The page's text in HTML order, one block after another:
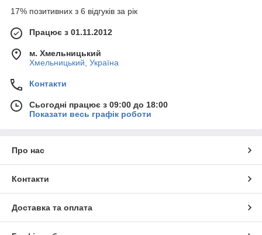
17% позитивних з 6 відгуків за рік
Працює з 01.11.2012
м. Хмельницький
Хмельницький, Україна
Контакти
Сьогодні працює з 09:00 до 18:00
Показати весь графік роботи
Про нас
Контакти
Доставка та оплата